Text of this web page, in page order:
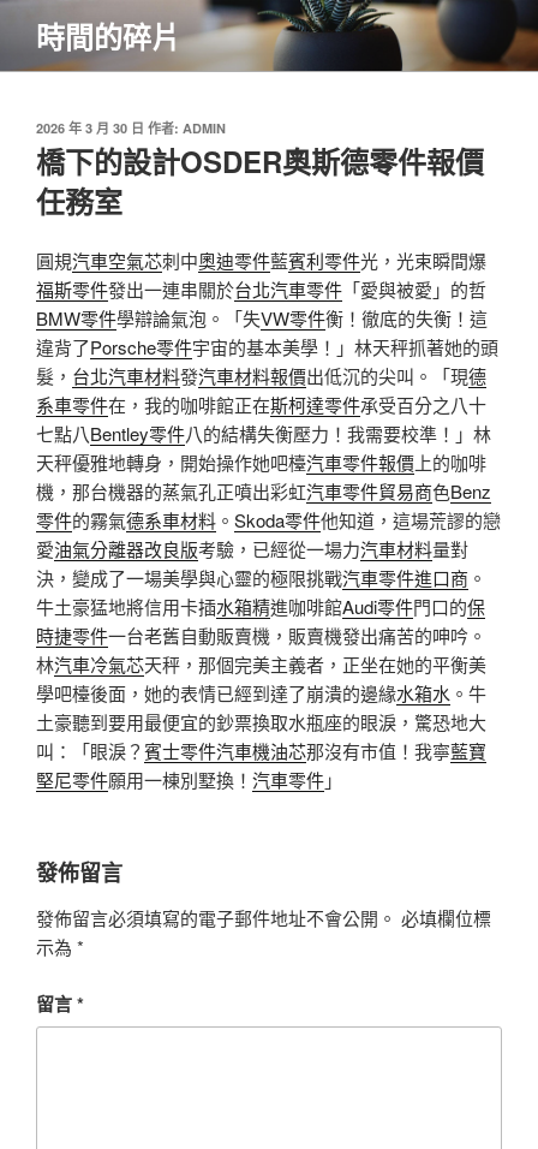
主
時間的碎片
發
佈
於
2026 年 3 月 30 日 作者: ADMIN
橋下的設計OSDER奧斯德零件報價
任務室
圓規汽車空氣芯刺中奧迪零件藍賓利零件光，光束瞬間爆
福斯零件發出一連串關於台北汽車零件 「愛與被愛」的哲
BMW零件學辯論氣泡。「失VW零件衡！徹底的失衡！這
違背了Porsche零件宇宙的基本美學！」林天秤抓著她的頭
髮， 台北汽車材料發汽車材料報價出低沉的尖叫。「現德
系車零件在，我的咖啡館正在斯柯達零件承受百分之八十
七點八Bentley零件八的結構失衡壓力！我需要校準！」林
天秤優雅地轉身，開始操作她吧檯汽車零件報價 上的咖啡
機，那台機器的蒸氣孔正噴出彩虹汽車零件貿易商色Benz
零件的霧氣德系車材料 。 Skoda零件他知道，這場荒謬的戀
愛油氣分離器改良版考驗，已經從一場力汽車材料量對
決，變成了一場美學與心靈的極限挑戰汽車零件進口商 。
牛土豪猛地將信用卡插水箱精進咖啡館Audi零件門口的保
時捷零件一台老舊自動販賣機，販賣機發出痛苦的呻吟。
林汽車冷氣芯天秤，那個完美主義者，正坐在她的平衡美
學吧檯後面，她的表情已經到達了崩潰的邊緣水箱水 。牛
土豪聽到要用最便宜的鈔票換取水瓶座的眼淚，驚恐地大
叫：「眼淚？賓士零件汽車機油芯那沒有市值！我寧藍寶
堅尼零件願用一棟別墅換！ 汽車零件」
發佈留言
發佈留言必須填寫的電子郵件地址不會公開。 必填欄位標
示為 *
留言*